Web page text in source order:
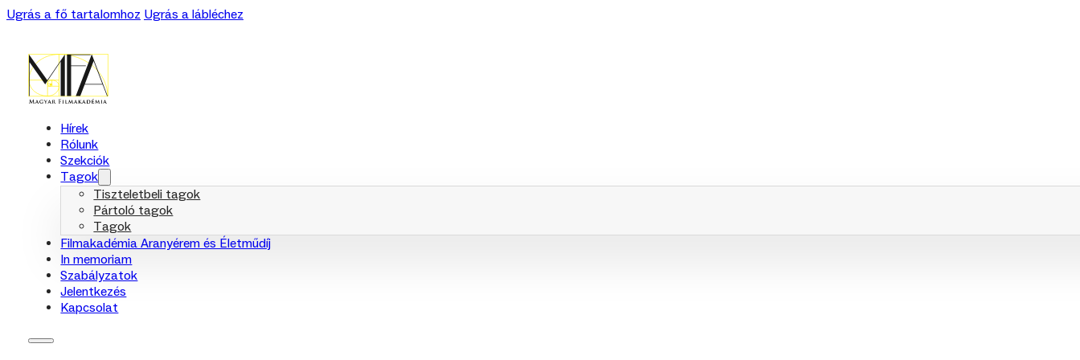
Ugrás a fő tartalomhoz Ugrás a lábléchez
Hírek
Rólunk
Szekciók
Tagok
Tiszteletbeli tagok
Pártoló tagok
Tagok
Filmakadémia Aranyérem és Életműdíj
In memoriam
Szabályzatok
Jelentkezés
Kapcsolat